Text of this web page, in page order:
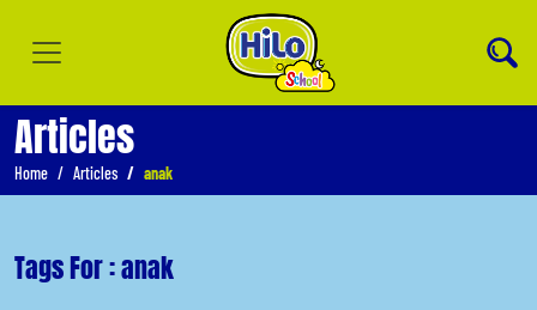
Articles
Home Articles anak
Tags For : anak